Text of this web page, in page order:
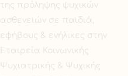
της πρόληψης ψυχικών
ασθενειών σε παιδιά,
εφήβους & ενήλικες στην
Εταιρεία Κοινωνικής
Ψυχιατρικής & Ψυχικής